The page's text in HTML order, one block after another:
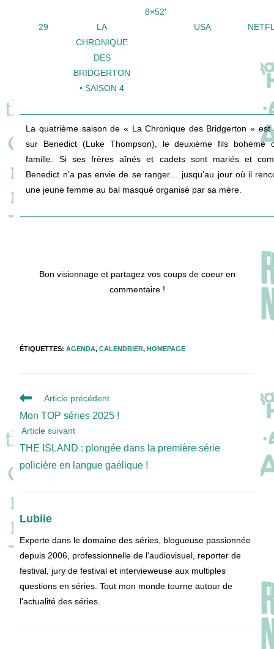
29
LA
CHRONIQUE
DES
BRIDGERTON
• SAISON 4
8×52′
USA
La quatrième saison de « La Chronique des Bridgerton » est
sur Benedict (Luke Thompson), le deuxième fils bohème
famille. Si ses frères aînés et cadets sont mariés et
Benedict n’a pas envie de se ranger… jusqu’au jour où il
une jeune femme au bal masqué organisé par sa mère.
Bon visionnage et partagez vos coups de coeur en
commentaire !
ÉTIQUETTES:AGENDA, CALENDRIER, HOMEPAGE
Read
articles
Article précédent
Mon TOP séries 2025 !
Article suivant
THE ISLAND : plongée dans la première série
policière en langue gaélique !
Lubiie
Experte dans le domaine des séries, blogueuse passionnée
depuis 2006, professionnelle de l'audiovisuel, reporter de
festival, jury de festival et intervieweuse aux multiples
questions en séries. Tout mon monde tourne autour de
l'actualité des séries.